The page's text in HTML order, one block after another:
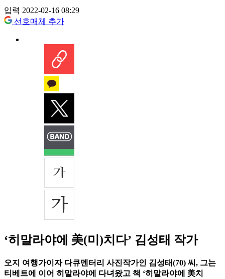
입력 2022-02-16 08:29
선호매체 추가
‘히말라야에 美(미)치다’ 김성태 작가
오지 여행가이자 다큐멘터리 사진작가인 김성태(70) 씨, 그는
티베트에 이어 히말라야에 다녀왔고 책 ‘히말라야에 美치